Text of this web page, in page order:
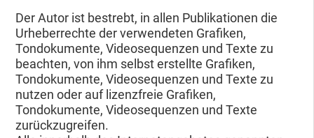
Der Autor ist bestrebt, in allen Publikationen die
Urheberrechte der verwendeten Grafiken,
Tondokumente, Videosequenzen und Texte zu
beachten, von ihm selbst erstellte Grafiken,
Tondokumente, Videosequenzen und Texte zu
nutzen oder auf lizenzfreie Grafiken,
Tondokumente, Videosequenzen und Texte
zurückzugreifen.